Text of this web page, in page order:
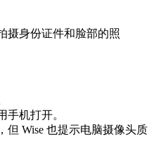
摄身份证件和脸部的照
手机打开。
但 Wise 也提示电脑摄像头质